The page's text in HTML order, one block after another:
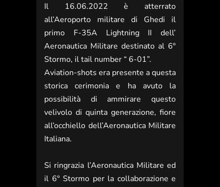
Il 16.06.2022 è atterrato
all’Aeroporto militare di Ghedi il
primo F-35A Lightning II dell’
Aeronautica Militare destinato al 6°
Stormo, il tail number “ 6-01”.
Aviation-shots era presente a questa
storica cerimonia e ha avuto la
possibilità di ammirare questo
velivolo di quinta generazione, fiore
all’occhiello dell’Aeronautica Militare
Italiana.
Si ringrazia l’Aeronautica Militare ed
il 6° Stormo per la collaborazione e